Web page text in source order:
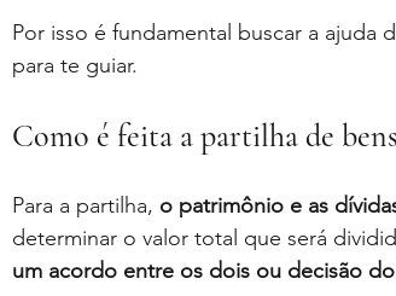
Por isso é fundamental buscar a ajuda
para te guiar.
Como é feita a partilha de
Para a partilha, o patrimônio e as
determinar o valor total que será
um acordo entre os dois ou decisão